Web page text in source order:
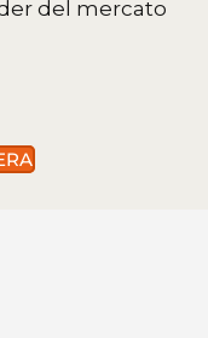
del mercato